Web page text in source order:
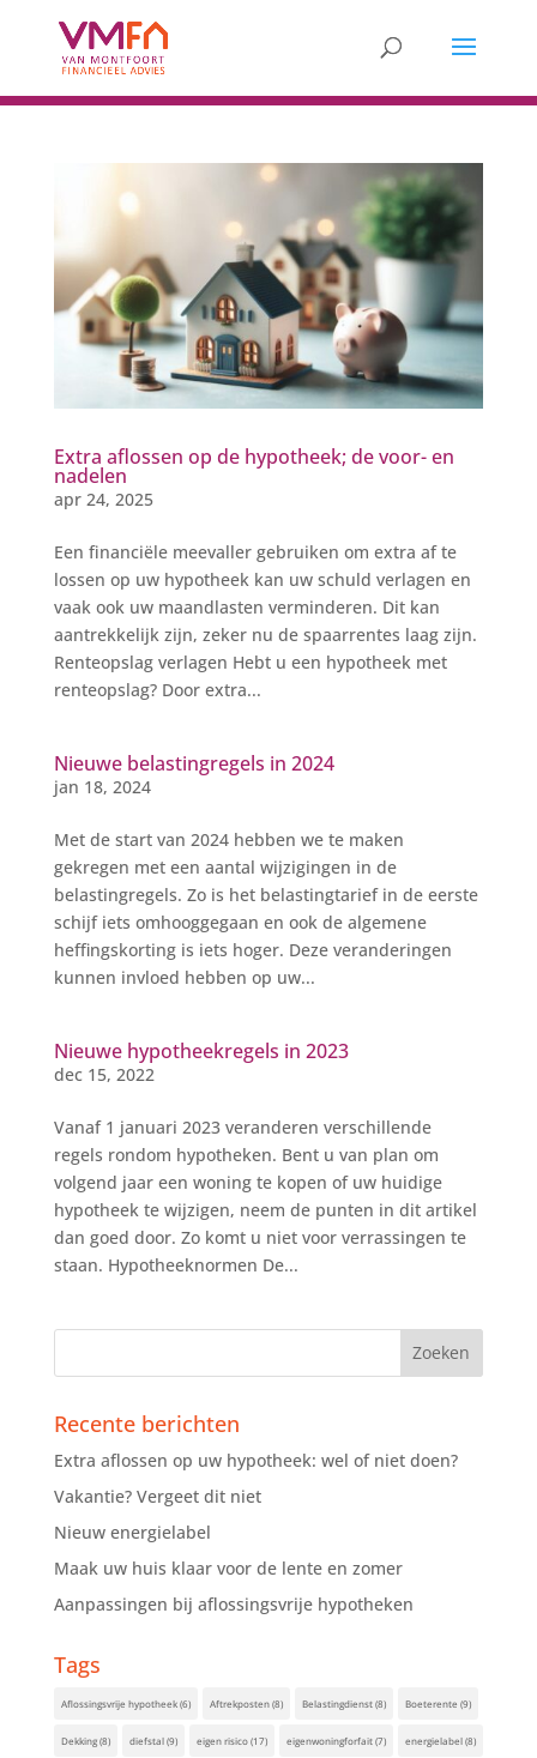
Extra aflossen op de hypotheek; de voor- en
nadelen
apr 24, 2025
Een financiële meevaller gebruiken om extra af te
lossen op uw hypotheek kan uw schuld verlagen en
vaak ook uw maandlasten verminderen. Dit kan
aantrekkelijk zijn, zeker nu de spaarrentes laag zijn.
Renteopslag verlagen Hebt u een hypotheek met
renteopslag? Door extra...
Nieuwe belastingregels in 2024
jan 18, 2024
Met de start van 2024 hebben we te maken
gekregen met een aantal wijzigingen in de
belastingregels. Zo is het belastingtarief in de eerste
schijf iets omhooggegaan en ook de algemene
heffingskorting is iets hoger. Deze veranderingen
kunnen invloed hebben op uw...
Nieuwe hypotheekregels in 2023
dec 15, 2022
Vanaf 1 januari 2023 veranderen verschillende
regels rondom hypotheken. Bent u van plan om
volgend jaar een woning te kopen of uw huidige
hypotheek te wijzigen, neem de punten in dit artikel
dan goed door. Zo komt u niet voor verrassingen te
staan. Hypotheeknormen De...
Recente berichten
Extra aflossen op uw hypotheek: wel of niet doen?
Vakantie? Vergeet dit niet
Nieuw energielabel
Maak uw huis klaar voor de lente en zomer
Aanpassingen bij aflossingsvrije hypotheken
Tags
Aflossingsvrije hypotheek(6) Aftrekposten(8) Belastingdienst(8) Boeterente (9)
Dekking(8) diefstal(9) eigen risico(17) eigenwoningforfait(7) energielabel(8)